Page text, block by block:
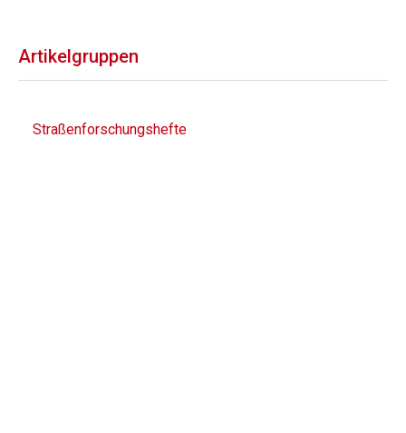
Artikelgruppen
Straßenforschungshefte